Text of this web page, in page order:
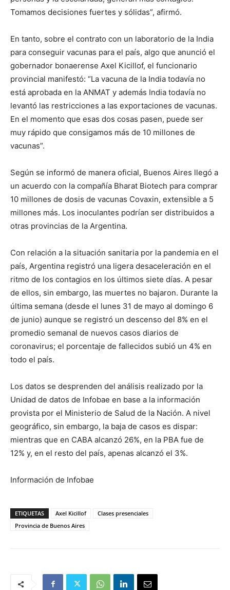
Tomamos decisiones fuertes y sólidas”, afirmó.
En tanto, sobre el contrato con un laboratorio de la India
para conseguir vacunas para el país, algo que anunció el
gobernador bonaerense Axel Kicillof, el funcionario
provincial manifestó: “La vacuna de la India todavía no
está aprobada en la ANMAT y además India todavía no
levantó las restricciones a las exportaciones de vacunas.
En el momento que esas dos cosas pasen, puede ser
muy rápido que consigamos más de 10 millones de
vacunas”.
Según se informó de manera oficial, Buenos Aires llegó a
un acuerdo con la compañía Bharat Biotech para comprar
10 millones de dosis de vacunas Covaxin, extensible a 5
millones más. Los inoculantes podrían ser distribuidos a
otras provincias de la Argentina.
Con relación a la situación sanitaria por la pandemia en el
país, Argentina registró una ligera desaceleración en el
ritmo de los contagios en los últimos siete días. A pesar
de ellos, sin embargo, las muertes no bajaron. Durante la
última semana (desde el lunes 31 de mayo al domingo 6
de junio) aunque se registró un descenso del 8% en el
promedio semanal de nuevos casos diarios de
coronavirus; el porcentaje de fallecidos subió un 4% en
todo el país.
Los datos se desprenden del análisis realizado por la
Unidad de datos de Infobae en base a la información
provista por el Ministerio de Salud de la Nación. A nivel
geográfico, sin embargo, la baja de casos es dispar:
mientras que en CABA alcanzó 26%, en la PBA fue de
12% y, en el resto del país, apenas alcanzó el 3%.
Información de Infobae
ETIQUETAS Axel Kicillof
Clases presenciales
Provincia de Buenos Aires